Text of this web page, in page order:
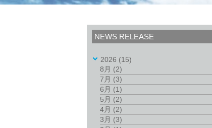
NEWS RELEASE
2026 (15)
8月 (2)
7月 (3)
6月 (1)
5月 (2)
4月 (2)
3月 (3)